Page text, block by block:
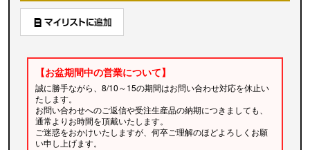
【お盆期間中の営業について】
誠に勝手ながら、8/10～15の期間はお問い合わせ対応を休止い
たします。
お問い合わせへのご返信や受注生産品の納期につきましても、
通常よりお時間を頂戴いたします。
ご迷惑をおかけいたしますが、何卒ご理解のほどよろしくお願
い申し上げます。